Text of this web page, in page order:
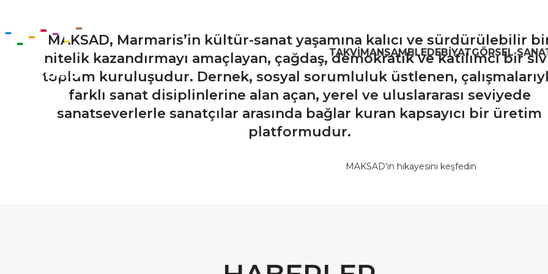
TAKVIMANSAMBLEDEBIYATGÖRSEL
MAKSAD, Marmaris’in kültür-sanat yaşamına kalıcı ve sürdürülebilir
nitelik kazandırmayı amaçlayan, çağdaş, demokratik ve katılımcı bir
toplum kuruluşudur. Dernek, sosyal sorumluluk üstlenen,
farklı sanat disiplinlerine alan açan, yerel ve uluslararası seviyede
sanatseverlerle sanatçılar arasında bağlar kuran kapsayıcı bir üretim
platformudur.
MAKSAD’ın hikayesini keşfedin